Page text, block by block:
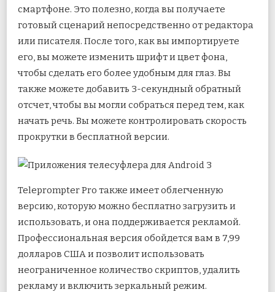
смартфоне. Это полезно, когда вы получаете
готовый сценарий непосредственно от редактора
или писателя. После того, как вы импортируете
его, вы можете изменить шрифт и цвет фона,
чтобы сделать его более удобным для глаз. Вы
также можете добавить 3-секундный обратный
отсчет, чтобы вы могли собраться перед тем, как
начать речь. Вы можете контролировать скорость
прокрутки в бесплатной версии.
Teleprompter Pro также имеет облегченную
версию, которую можно бесплатно загрузить и
использовать, и она поддерживается рекламой.
Профессиональная версия обойдется вам в 7,99
долларов США и позволит использовать
неограниченное количество скриптов, удалить
рекламу и включить зеркальный режим.